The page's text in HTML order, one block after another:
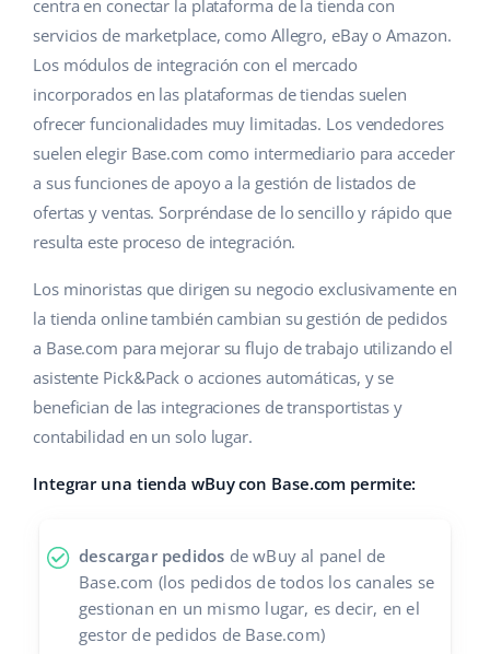
Gestión de envíos
Automatizaciones
Base Connect
IA para e-commerce
Productos infantiles
Electrónica
Piezas de automóviles
Supermercado
Moda
Ayuda
Base Academy
Blog
Servicios
Implementación de sistemas
Auditoría de cuentas
Otros
Calculadora de beneficios
Cooperación y socios
english (GB)
english (IN)
čeština
deutsch
español (AR)
español (MX)
português (BR)
română
centra en conectar la plataforma de la tienda con
servicios de marketplace, como Allegro, eBay o Amazon.
Los módulos de integración con el mercado
incorporados en las plataformas de tiendas suelen
ofrecer funcionalidades muy limitadas. Los vendedores
suelen elegir Base.com como intermediario para acceder
a sus funciones de apoyo a la gestión de listados de
ofertas y ventas. Sorpréndase de lo sencillo y rápido que
resulta este proceso de integración.
Los minoristas que dirigen su negocio exclusivamente en
la tienda online también cambian su gestión de pedidos
a Base.com para mejorar su flujo de trabajo utilizando el
asistente Pick&Pack o acciones automáticas, y se
benefician de las integraciones de transportistas y
contabilidad en un solo lugar.
Integrar una tienda wBuy con Base.com permite:
descargar pedidos de wBuy al panel de
Base.com (los pedidos de todos los canales se
gestionan en un mismo lugar, es decir, en el
gestor de pedidos de Base.com)